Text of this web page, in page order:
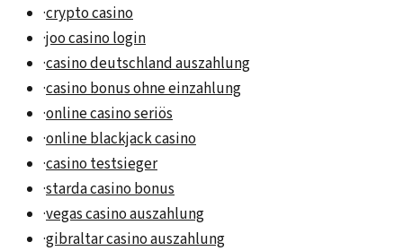
·crypto casino
·joo casino login
·casino deutschland auszahlung
·casino bonus ohne einzahlung
·online casino seriös
·online blackjack casino
·casino testsieger
·starda casino bonus
·vegas casino auszahlung
·gibraltar casino auszahlung